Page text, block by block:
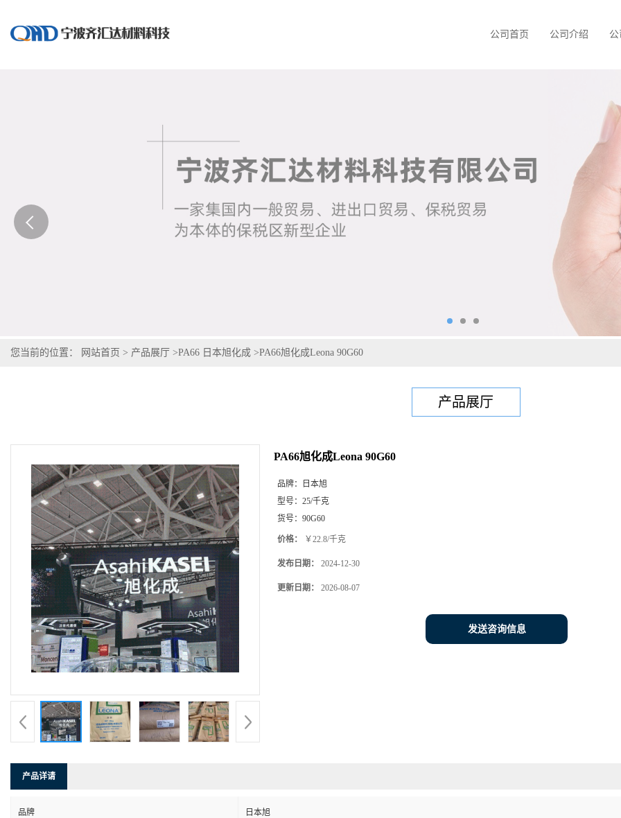
公司首页 公司介绍
您当前的位置： 网站首页 > 产品展厅 >PA66 日本旭化成 >PA66旭化成Leona 90G60
产品展厅
PA66旭化成Leona 90G60
品牌：
日本旭
型号： 25/千克
货号： 90G60
价格： ￥22.8/千克
发布日期： 2024-12-30
更新日期： 2026-08-07
发送咨询信息
产品详请
品牌 日本旭